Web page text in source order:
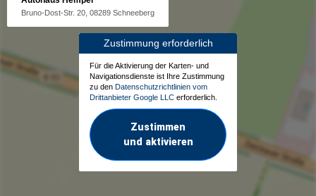
Bruno-Dost-Str. 20, 08289 Schneeberg
Zustimmung erforderlich
Für die Aktivierung der Karten- und
Navigationsdienste ist Ihre Zustimmung
zu den Datenschutzrichtlinien vom
Drittanbieter Google LLC erforderlich.
Zustimmen
und aktivieren